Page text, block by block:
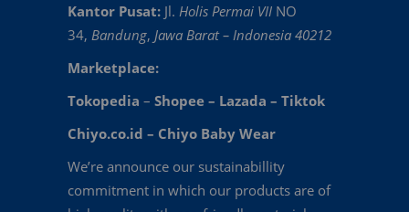
Kantor Pusat: Jl. Holis Permai VII NO
34, Bandung, Jawa Barat – Indonesia 40212
Marketplace:
Tokopedia – Shopee – Lazada – Tiktok
Chiyo.co.id – Chiyo Baby Wear
We’re announce our sustainabillity
commitment in which our products are of